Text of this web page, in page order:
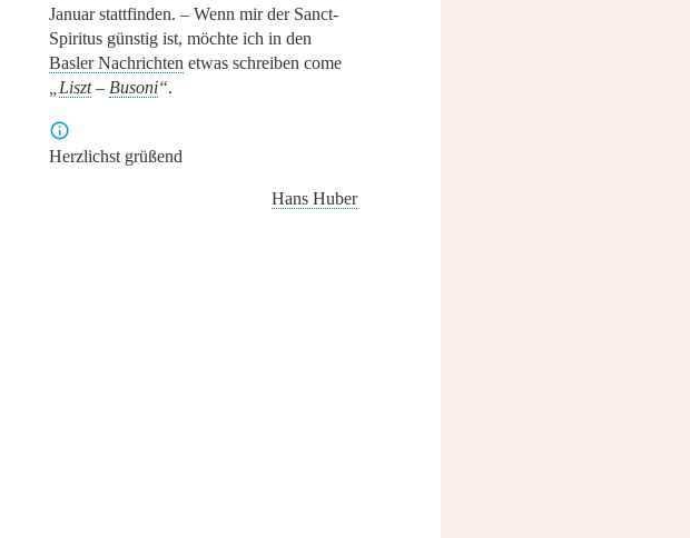
Januar stattfinden. – Wenn mir der Sanct-
Spiritus günstig ist, möchte ich in den
BaslerNachrichten etwas schreiben come
Liszt– Busoni“.
Herzlichst grüßend
Hans Huber